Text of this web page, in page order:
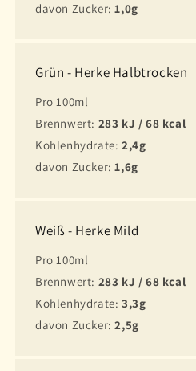
davon Zucker:1,0g
Grün - Herke Halbtrocken
Pro 100ml
Brennwert: 283 kJ / 68 kcal
Kohlenhydrate: 2,4g
davon Zucker:1,6g
Weiß - Herke Mild
Pro 100ml
Brennwert: 283 kJ / 68 kcal
Kohlenhydrate: 3,3g
davon Zucker:2,5g